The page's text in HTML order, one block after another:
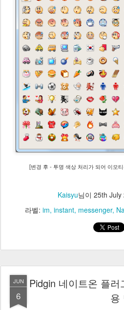
[변경 후 - 투명 색상 처리가 되어 이모
Kaisyu님이 25th July
라벨: im instant messenger
JUN
6
Pidgin 네이트온 플
용